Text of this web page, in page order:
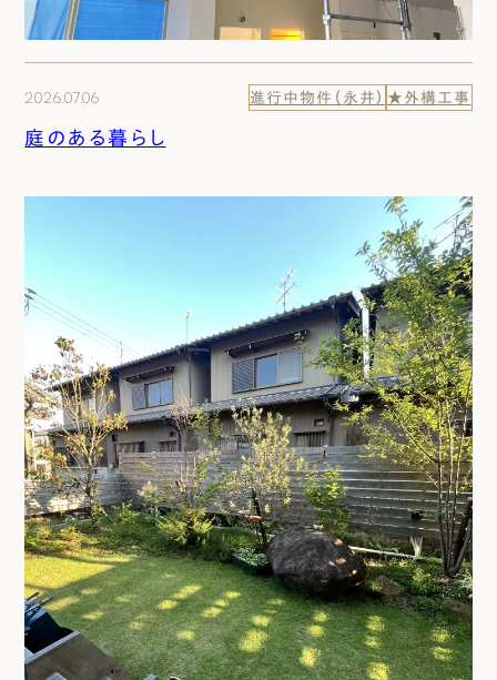
2026.07.06 進行中物件（永井） ★外構工事
庭のある暮らし